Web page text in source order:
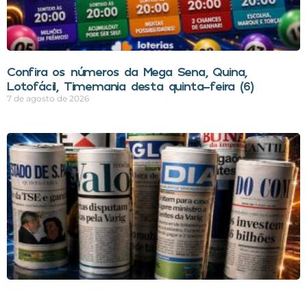
Confira os números da Mega Sena, Quina,
Lotofácil, Timemania desta quinta-feira (6)
7 de agosto de 2026